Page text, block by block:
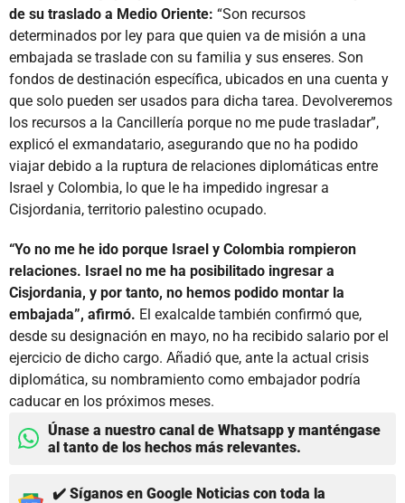
de su traslado a Medio Oriente: “Son recursos
determinados por ley para que quien va de misión a una
embajada se traslade con su familia y sus enseres. Son
fondos de destinación específica, ubicados en una cuenta y
que solo pueden ser usados para dicha tarea. Devolveremos
los recursos a la Cancillería porque no me pude trasladar”,
explicó el exmandatario, asegurando que no ha podido
viajar debido a la ruptura de relaciones diplomáticas entre
Israel y Colombia, lo que le ha impedido ingresar a
Cisjordania, territorio palestino ocupado.
“Yo no me he ido porque Israel y Colombia rompieron
relaciones. Israel no me ha posibilitado ingresar a
Cisjordania, y por tanto, no hemos podido montar la
embajada”, afirmó. El exalcalde también confirmó que,
desde su designación en mayo, no ha recibido salario por el
ejercicio de dicho cargo. Añadió que, ante la actual crisis
diplomática, su nombramiento como embajador podría
caducar en los próximos meses.
Únase a nuestro canal de Whatsapp y manténgase
al tanto de los hechos más relevantes.
✔️ Síganos en Google Noticias con toda la